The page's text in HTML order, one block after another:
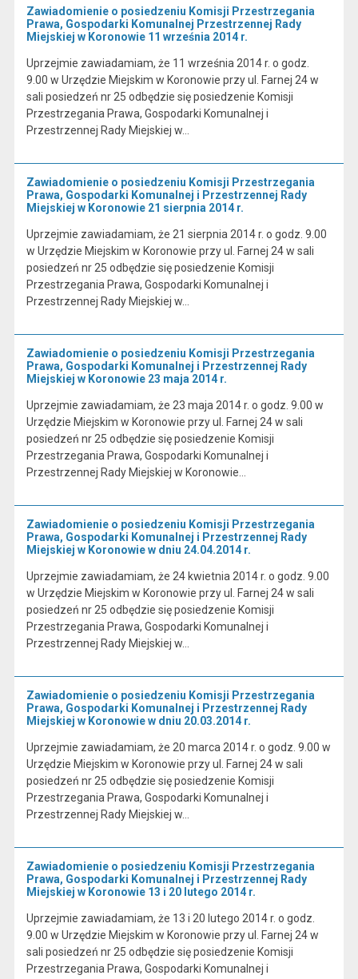
Zawiadomienie o posiedzeniu Komisji Przestrzegania
Prawa, Gospodarki Komunalnej Przestrzennej Rady
Miejskiej w Koronowie 11 września 2014 r.
Uprzejmie zawiadamiam, że 11 września 2014 r. o godz.
9.00 w Urzędzie Miejskim w Koronowie przy ul. Farnej 24 w
sali posiedzeń nr 25 odbędzie się posiedzenie Komisji
Przestrzegania Prawa, Gospodarki Komunalnej i
Przestrzennej Rady Miejskiej w…
Zawiadomienie o posiedzeniu Komisji Przestrzegania
Prawa, Gospodarki Komunalnej i Przestrzennej Rady
Miejskiej w Koronowie 21 sierpnia 2014 r.
Uprzejmie zawiadamiam, że 21 sierpnia 2014 r. o godz. 9.00
w Urzędzie Miejskim w Koronowie przy ul. Farnej 24 w sali
posiedzeń nr 25 odbędzie się posiedzenie Komisji
Przestrzegania Prawa, Gospodarki Komunalnej i
Przestrzennej Rady Miejskiej w…
Zawiadomienie o posiedzeniu Komisji Przestrzegania
Prawa, Gospodarki Komunalnej i Przestrzennej Rady
Miejskiej w Koronowie 23 maja 2014 r.
Uprzejmie zawiadamiam, że 23 maja 2014 r. o godz. 9.00 w
Urzędzie Miejskim w Koronowie przy ul. Farnej 24 w sali
posiedzeń nr 25 odbędzie się posiedzenie Komisji
Przestrzegania Prawa, Gospodarki Komunalnej i
Przestrzennej Rady Miejskiej w Koronowie…
Zawiadomienie o posiedzeniu Komisji Przestrzegania
Prawa, Gospodarki Komunalnej i Przestrzennej Rady
Miejskiej w Koronowie w dniu 24.04.2014 r.
Uprzejmie zawiadamiam, że 24 kwietnia 2014 r. o godz. 9.00
w Urzędzie Miejskim w Koronowie przy ul. Farnej 24 w sali
posiedzeń nr 25 odbędzie się posiedzenie Komisji
Przestrzegania Prawa, Gospodarki Komunalnej i
Przestrzennej Rady Miejskiej w…
Zawiadomienie o posiedzeniu Komisji Przestrzegania
Prawa, Gospodarki Komunalnej i Przestrzennej Rady
Miejskiej w Koronowie w dniu 20.03.2014 r.
Uprzejmie zawiadamiam, że 20 marca 2014 r. o godz. 9.00 w
Urzędzie Miejskim w Koronowie przy ul. Farnej 24 w sali
posiedzeń nr 25 odbędzie się posiedzenie Komisji
Przestrzegania Prawa, Gospodarki Komunalnej i
Przestrzennej Rady Miejskiej w…
Zawiadomienie o posiedzeniu Komisji Przestrzegania
Prawa, Gospodarki Komunalnej i Przestrzennej Rady
Miejskiej w Koronowie 13 i 20 lutego 2014 r.
Uprzejmie zawiadamiam, że 13 i 20 lutego 2014 r. o godz.
9.00 w Urzędzie Miejskim w Koronowie przy ul. Farnej 24 w
sali posiedzeń nr 25 odbędzie się posiedzenie Komisji
Przestrzegania Prawa, Gospodarki Komunalnej i